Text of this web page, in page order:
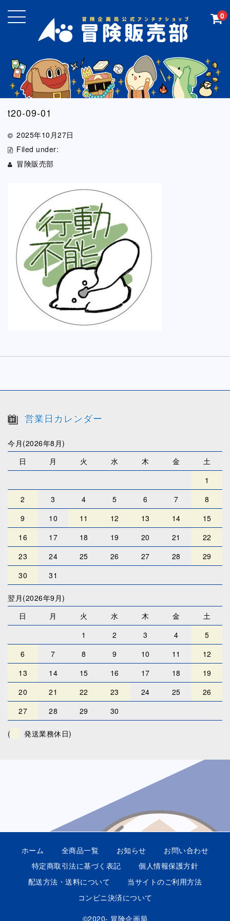
0
t20-09-01
2025年10月27日
Filed under:
冒険販売部
営業日カレンダー
今月(2026年8月)
日
月 火 水 木 金
土
1
2
3 4 5 6 7
8
9
10 11 12 13 14
15
16
17 18 19 20 21
22
23
24 25 26 27 28
29
30
31
翌月(2026年9月)
日
月 火 水 木 金
土
1
2 3 4
5
6
7 8 9 10 11
12
13
14 15 16 17 18
19
20
21 22 23 24 25
26
27
28 29 30
( 発送業務休日)
ホーム 全商品一覧 お知らせ
お問い合わせ
特定商取引法に基づく表記
個人情報保護方針
配送方法・送料について
当サイトのご利用方法
コンビニ決済について
©2020- 冒険企画局